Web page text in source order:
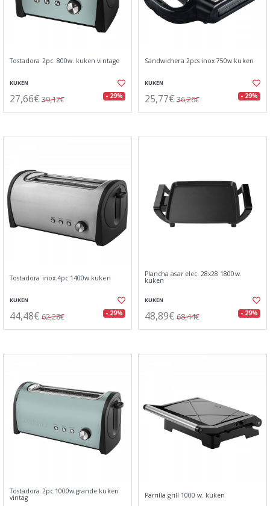
Tostadora 2pc. 800w. kuken vintage
KUKEN
27,66€ 39,12€ - 29%
Sandwichera 2pcs inox 750w kuken
KUKEN
25,77€ 36,26€ - 29%
Tostadora inox.4pc.1400w.kuken
KUKEN
44,48€ 62,28€ - 29%
Plancha asar elec. 28x28 1800w.
kuken
KUKEN
48,89€ 68,44€ - 29%
Tostadora 2pc.1000w.grande kuken
vintag Parrilla grill 1000 w. kuken